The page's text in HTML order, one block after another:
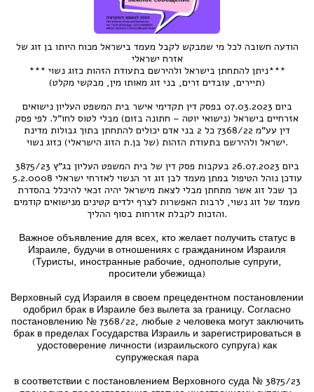
הודעה חשובה לכל מי שמבקש לקבל מעמד בישראל מכוח היותו בן זוג של
אזרח ישראלי
*** ניתן להתחתן בישראל ולהירשם בתעודת הזהות כזוג נשוי***
(תיירים, עובדים זרים, בני זוג מאותו מין, מבקשי מקלט)
ביום 07.03.2023 בפסק דין תקדימי אישר בית המשפט העליון נישואים
אזרחיים בישראל (נישואי יוטה – חתונה בזום) מבלי לטוס לחו"ל. לפי פסק
דין עע"מ 7368/22 כל 2 בני אדם יכולים להתחתן בתוך גבולות מדינת
ישראל ולהירשם בתעודת הזהות (של בן.ת הזוג הישראלי) כזוג נשוי.
ביום 26.07.2023 בעקבות פסק דין של בית המשפט העליון בג"ץ 3875/23
עודכן נוהל הטיפול במתן מעמד לבן זוג זר הנשוי לאזרחי ישראלי 5.2.0008
כך שכל זוג אשר מתחתן מבלי לצאת מישראל יהיה זכאי להיכלל בהסדרת
מעמד של זוג נשוי, לרבות האפשרות לצרף ילדים קטינים מנישואים קודמים
והזכות לקבלת אזרחות בסוף ההליך.
Важное объявление для всех, кто желает получить статус в
Израиле, будучи в отношениях с гражданином Израиля
(Туристы, иностранные рабочие, однополые супруги,
просители убежища)
Верховный суд Израиля в своем прецедентном постановлении
одобрил брак в Израиле без вылета за границу. Согласно
постановлению № 7368/22, любые 2 человека могут заключить
брак в пределах Государства Израиль и зарегистрироваться в
удостоверение личности (израильского супруга) как
супружеская пара
в соответствии с постановлением Верховного суда № 3875/23